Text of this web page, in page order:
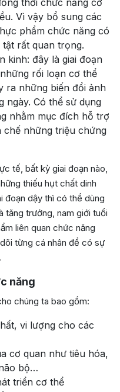
Vì vậy bổ sung các
phẩm chức năng có
rất quan trọng.
kinh: đây là giai đoạn
rối loạn cơ thể
ra những biến đổi ảnh
ngày. Có thể sử dụng
nhằm mục đích hỗ trợ
những triệu chứng
tế, bất kỳ giai đoạn nào,
thiếu hụt chất dinh
đoạn dậy thì có thể dùng
tăng trưởng, nam giới tuổi
liên quan chức năng
từng cá nhân để có sự
năng
chúng ta bao gồm:
vi lượng cho các
cơ quan như tiêu hóa,
bộ…
triển cơ thể